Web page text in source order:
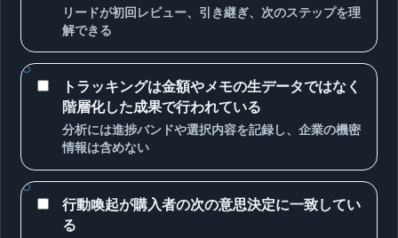
リードが初回レビュー、引き継ぎ、次のステップを理
解できる
トラッキングは金額やメモの生データではなく
階層化した成果で行われている
分析には進捗バンドや選択内容を記録し、企業の機密
情報は含めない
行動喚起が購入者の次の意思決定に一致してい
る